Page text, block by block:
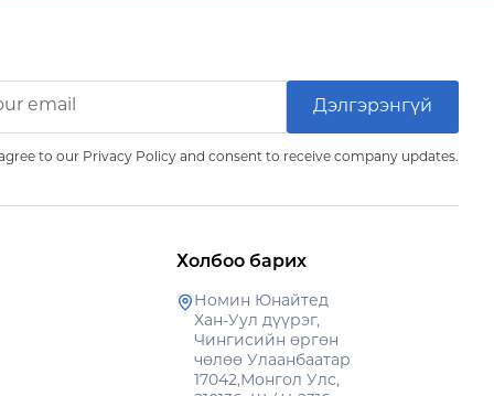
to our Privacy Policy and consent to receive company updates.
Холбоо барих
Номин Юнайтед
Хан-Уул дүүрэг,
Чингисийн өргөн
чөлөө Улаанбаатар
17042,Монгол Улс,